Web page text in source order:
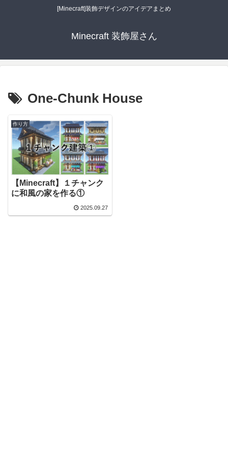
[Minecraft]装飾デザインのアイデアまとめ
Minecraft 装飾屋さん
One-Chunk House
作り方
【Minecraft】１チャンク
に和風の家を作る①
2025.09.27